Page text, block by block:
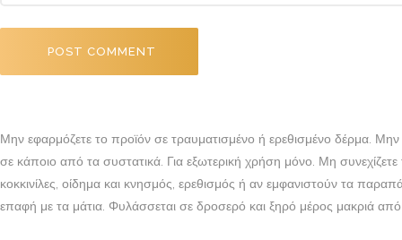
Μην εφαρμόζετε το προϊόν σε τραυματισμένο ή ερεθισμένο δέρμα.
σε κάποιο από τα συστατικά. Για εξωτερική χρήση μόνο. Μη
κοκκινίλες, οίδημα και κνησμός, ερεθισμός ή αν εμφανιστούν τα
επαφή με τα μάτια. Φυλάσσεται σε δροσερό και ξηρό μέρος μακριά